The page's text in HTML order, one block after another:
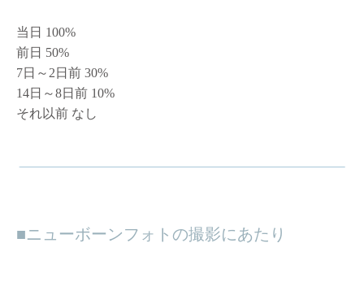
当日 100%
前日 50%
7日～2日前 30%
14日～8日前 10%
それ以前 なし
ニューボーンフォトの撮影にあたり